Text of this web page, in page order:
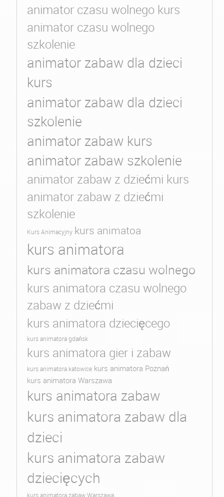
animator czasu wolnego kurs
animator czasu wolnego
szkolenie
animator zabaw dla dzieci
kurs
animator zabaw dla dzieci
szkolenie
animator zabaw kurs
animator zabaw szkolenie
animator zabaw z dziećmi kurs
animator zabaw z dziećmi
szkolenie
Kurs Animacyjny kurs animatoa
kurs animatora
kurs animatora czasu wolnego
kurs animatora czasu wolnego
zabaw z dziećmi
kurs animatora dziecięcego
kurs animatora gdańsk
kurs animatora gier i zabaw
kurs animatora katowice kurs animatora Poznań
kurs animatora Warszawa
kurs animatora zabaw
kurs animatora zabaw dla
dzieci
kurs animatora zabaw
dziecięcych
kurs animatora zabaw Warszawa